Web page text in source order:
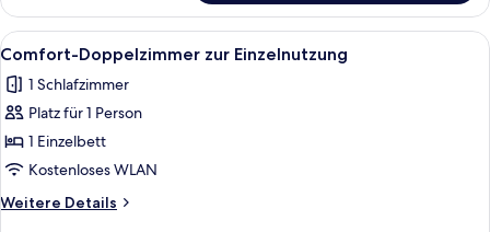
Room
(Attic)
Alle
Fotos
für
Comfort-
Doppelzimmer
zur
Einzelnutzung
anzeigen
Ein Hotelzimmer mit zwei Betten,
6
Comfort-Doppelzimmer zur Einzelnutzung
1 Schlafzimmer
Platz für 1 Person
1 Einzelbett
Kostenloses WLAN
Weitere Details
Weitere